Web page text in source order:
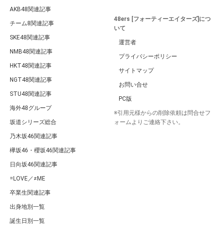
AKB48関連記事
チーム8関連記事
SKE48関連記事
NMB48関連記事
HKT48関連記事
NGT48関連記事
STU48関連記事
海外48グループ
坂道シリーズ総合
乃木坂46関連記事
欅坂46・櫻坂46関連記事
日向坂46関連記事
=LOVE／≠ME
卒業生関連記事
出身地別一覧
誕生日別一覧
48ers [フォーティーエイターズ]につ
いて
運営者
プライバシーポリシー
サイトマップ
お問い合せ
PC版
※引用元様からの削除依頼は問合せフ
ォームよりご連絡下さい。